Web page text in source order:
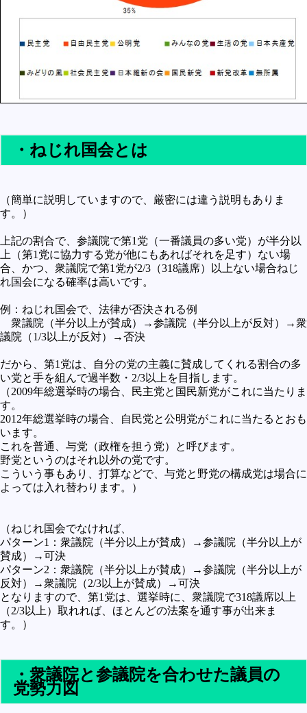
・ねじれ国会とは
（簡単に説明していますので、厳密には違う説明もありま
す。）
上記の割合で、参議院で第1党（一番議員の多い党）が半分以
上（第1党に協力する党が他にもあればそれを足す）ない場
合、かつ、衆議院で第1党が2/3（318議席）以上ない場合ねじ
れ国会になる確率は高いです。
例：ねじれ国会で、法律が否決される例
衆議院（半分以上が賛成）→参議院（半分以上が反対）→衆
議院（1/3以上が反対）→否決
だから、第1党は、自分の党の主義に賛成してくれる割合の多
い党と手を組んで過半数・2/3以上を目指します。
（2009年総選挙時の場合、民主党と国民新党がこれに当たりま
す。
2012年総選挙時の場合、自民党と公明党がこれに当たるとおも
います。
これを普通、与党（政権を担う党）と呼びます。
野党というのはそれ以外の党です。
こういう事もあり、打算などで、与党と野党の構成党は場合に
よっては入れ替わります。）
（ねじれ国会でなければ、
パターン1：衆議院（半分以上が賛成）→参議院（半分以上が
賛成）→可決
パターン2：衆議院（半分以上が賛成）→参議院（半分以上が
反対）→衆議院（2/3以上が賛成）→可決
となりますので、第1党は、選挙時に、衆議院で318議席以上
（2/3以上）取れれば、ほとんどの法案を通す事が出来ま
す。）
・衆議院と参議院を合わせた議員の
党勢力図